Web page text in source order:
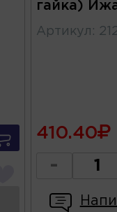
гайка)
Артикул :
410.40
-